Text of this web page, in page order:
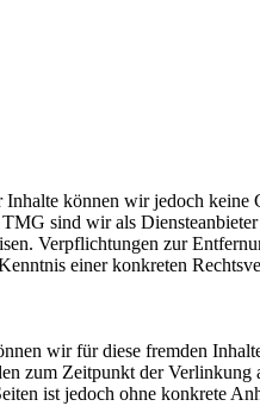
können wir jedoch keine
sind wir als
Verpflichtungen zur
einer konkreten
wir für diese fremden
zum Zeitpunkt der
ist jedoch ohne konkrete